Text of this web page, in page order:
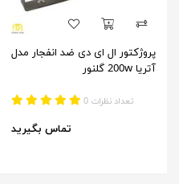
پروژکتور ال ای دی ضد انفجار مدل
آتریا 200w گلنور
تعداد نظرات 0
تماس بگیرید